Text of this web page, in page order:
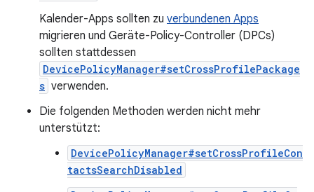
Kalender-Apps sollten zu verbundenen Apps
migrieren und Geräte-Policy-Controller (DPCs)
sollten stattdessen
DevicePolicyManager#setCrossProfilePackage
s verwenden.
Die folgenden Methoden werden nicht mehr
unterstützt:
DevicePolicyManager#setCrossProfileCon
tactsSearchDisabled